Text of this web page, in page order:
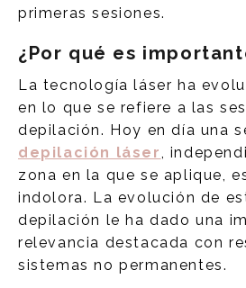
primeras sesiones.
¿Por qué es
La tecnología láser ha
en lo que se refiere a las
depilación. Hoy en día una
depilación láser
,
zona en la que se aplique,
indolora. La evolución de
depilación le ha dado una
relevancia destacada con
sistemas no permanentes.